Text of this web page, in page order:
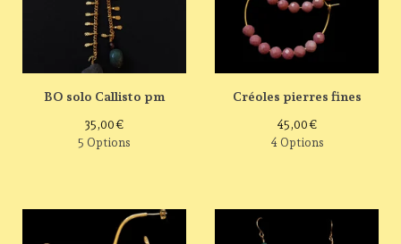
BO solo Callisto pm
35,00€
5 Options
Créoles pierres fines
45,00€
4 Options